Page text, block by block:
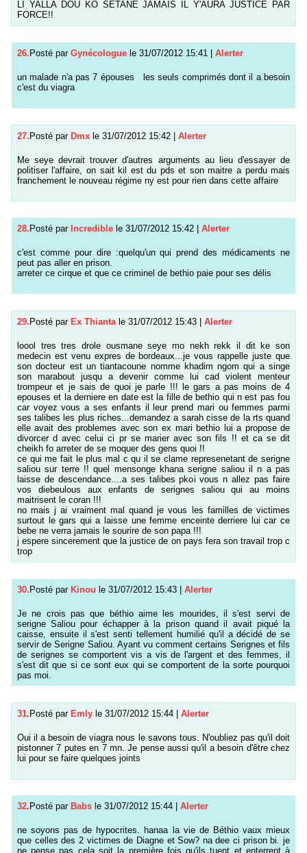
LI YALLA DOU KO SETANE JAMAIS IL Y'AURA JUSTICE PAR
FORCE!!
26. Posté par Gynécologue le 31/07/2012 15:41 Alerter
un malade n'a pas 7 épouses les seuls comprimés dont il a besoin
c'est du viagra
27.Posté par Dmx le 31/07/2012 15:42 | Alerter
Me seye devrait trouver d'autres arguments au lieu d'essayer de
politiser l'affaire, on sait kil est du pds et son maitre a perdu mais
franchement le nouveau régime ny est pour rien dans cette affaire
28. Posté par Incredible le 31/07/2012 15:42 Alerter
c'est comme pour dire :quelqu'un qui prend des médicaments ne
peut pas aller en prison.
arreter ce cirque et que ce criminel de bethio paie pour ses délis
29. Posté par Ex Thianta le 31/07/2012 15:43 Alerter
loool tres tres drole ousmane seye mo nekh rekk il dit ke son
medecin est venu expres de bordeaux...je vous rappelle juste que
son docteur est un tiantacoune nomme khadim ngom qui a singe
son marabout jusqu a devenir comme lui cad violent menteur
trompeur et je sais de quoi je parle !!! le gars a pas moins de 4
epouses et la derniere en date est la fille de bethio qui n est pas fou
car voyez vous a ses enfants il leur prend mari ou femmes parmi
ses talibes les plus riches...demandez a sarah cisse de la rts quand
elle avait des problemes avec son ex mari bethio lui a propose de
divorcer d avec celui ci pr se marier avec son fils !! et ca se dit
cheikh fo arreter de se moquer des gens quoi !!
ce qui me fait le plus mal c qu il se clame represenetant de serigne
saliou sur terre !! quel mensonge khana serigne saliou il n a pas
laisse de descendance....a ses talibes pkoi vous n allez pas faire
vos diebeulous aux enfants de serignes saliou qui au moins
maitrisent le coran !!!
no mais j ai vraiment mal quand je vous les familles de victimes
surtout le gars qui a laisse une femme enceinte derriere lui car ce
bebe ne verra jamais le sourire de son papa !!!
j espere sincerement que la justice de on pays fera son travail trop c
trop
30. Posté par Kinou le 31/07/2012 15:43 Alerter
Je ne crois pas que béthio aime les mourides, il s'est servi de
serigne Saliou pour échapper à la prison quand il avait piqué la
caisse, ensuite il s'est senti tellement humilié qu'il a décidé de se
servir de Serigne Saliou. Ayant vu comment certains Serignes et fils
de serignes se comportent vis a vis de l'argent et des femmes, il
s'est dit que si ce sont eux qui se comportent de la sorte pourquoi
pas moi.
31.Posté par Emly le 31/07/2012 15:44 | Alerter
Oui il a besoin de viagra nous le savons tous. N'oubliez pas qu'il doit
pistonner 7 putes en 7 mn. Je pense aussi qu'il a besoin d'être chez
lui pour se faire quelques joints
32. Posté par Babs le 31/07/2012 15:44 Alerter
ne soyons pas de hypocrites. hanaa la vie de Béthio vaux mieux
que celles des 2 victimes de Diagne et Sow? na dee ci prison bi. je
ne pense pas cela soit la première fois qu'ils tuent et enterrent à